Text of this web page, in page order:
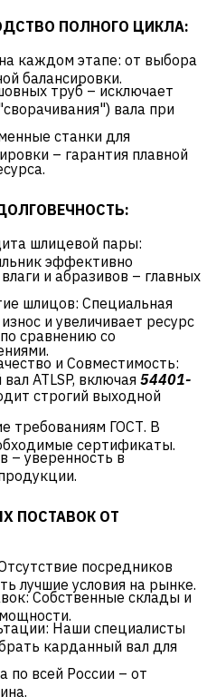
ПОЛНОГО ЦИКЛА:
каждом этапе: от выбора
балансировки.
труб – исключает
вала при
станки для
– гарантия плавной
шлицевой пары:
эффективно
и абразивов – главных
шлицов: Специальная
и увеличивает ресурс
сравнению со
и Совместимость:
ATLSP, включая 54401-
строгий выходной
требованиям ГОСТ. В
сертификаты.
– уверенность в
ПОСТАВОК ОТ
посредников
лучшие условия на рынке.
Собственные склады и
Наши специалисты
карданный вал для
по всей России – от